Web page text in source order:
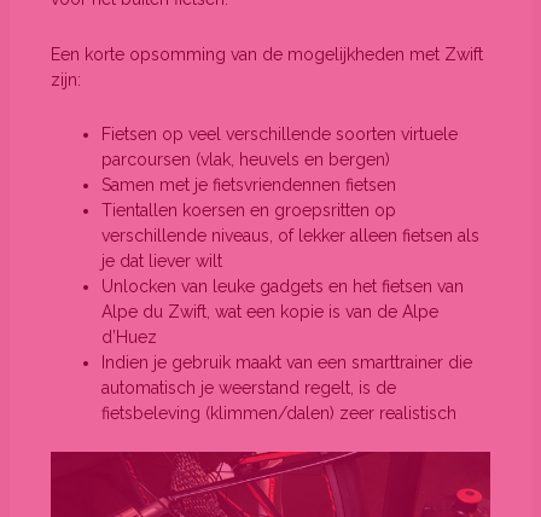
Een korte opsomming van de mogelijkheden met Zwift
zijn:
Fietsen op veel verschillende soorten virtuele
parcoursen (vlak, heuvels en bergen)
Samen met je fietsvriendennen fietsen
Tientallen koersen en groepsritten op
verschillende niveaus, of lekker alleen fietsen als
je dat liever wilt
Unlocken van leuke gadgets en het fietsen van
Alpe du Zwift, wat een kopie is van de Alpe
d’Huez
Indien je gebruik maakt van een smarttrainer die
automatisch je weerstand regelt, is de
fietsbeleving (klimmen/dalen) zeer realistisch